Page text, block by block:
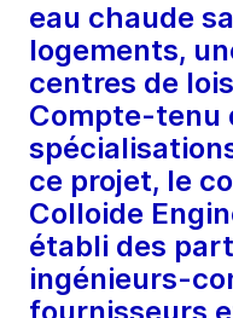
eau chaude
logements,
centres de
Compte-tenu
ce projet, le
Colloide
établi des
ingénieurs-